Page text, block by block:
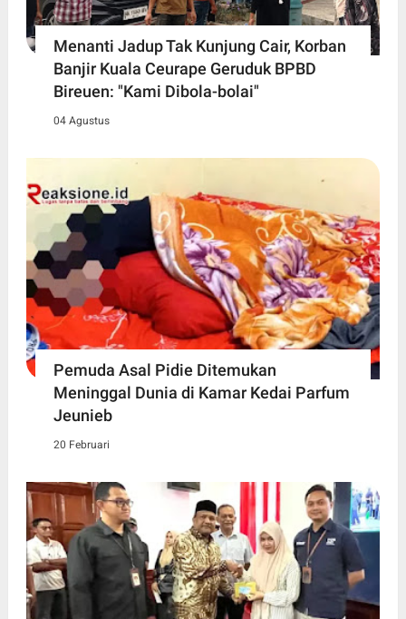
Menanti Jadup Tak Kunjung Cair, Korban
Banjir Kuala Ceurape Geruduk BPBD
Bireuen: "Kami Dibola-bolai"
04 Agustus
Pemuda Asal Pidie Ditemukan
Meninggal Dunia di Kamar Kedai Parfum
Jeunieb
20 Februari